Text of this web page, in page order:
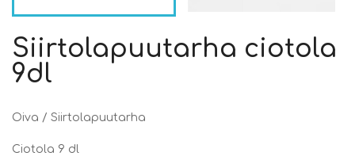
Siirtolapuutarha ciotola
9dl
Oiva / Siirtolapuutarha
Ciotola 9 dl